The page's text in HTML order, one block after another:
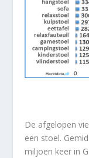
De afgelopen
een stoel.
miljoen keer in